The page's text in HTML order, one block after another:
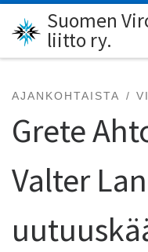
Skip to content
Suomen
liitto ry.
AJANKOHTAISTA
Grete
Valter